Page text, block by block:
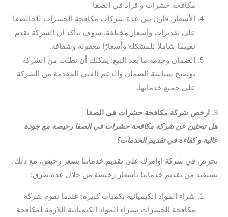
مكافحة حشرات و قراد في الصفا
الأسعار: قارن بين عدة شركات مكافحة الحشرات للحالصفا
على تقديرات وأسعار مختلفة. سوف تتأكد أن الشركة تقدم
تقييمًا شاملاً للمشكلة وأسعارًا معقولة وشفافة.
الضمان وخدمة ما بعد البيع: يمكنك أن تطلب من الشركة
توضيح سياسة الضمان والدعم الفني المقدمة من الشركة
على جميع خدماتها.
3.
ارخص شركة مكافحة حشرات في الصفا
هل تبحثين عن شركة مكافحة حشرات في الصفا رخيصة مع جودة
عالية و كفاءة في تقديم الخدمات؟
نحرص في شركة اوامرك على تقديم خدماتنا بسعر رخيص. مع ذلك،
نستفيد من تقديم خدماتنا بأسعار رخيصة من خلال عدة طرق:
شراء المواد الكيميائية بكميات كبيرة: عندما تقوم شركة
مكافحة الحشرات بشراء المواد الكيميائية اللازمة لمكافحة